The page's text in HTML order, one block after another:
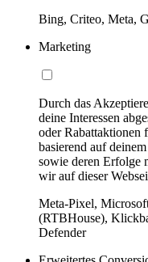
Bing, Criteo, Meta,
Marketing
Durch das
deine Interessen
oder Rabattaktionen
basierend auf
sowie deren Erfolge
wir auf dieser
Meta-Pixel,
(RTBHouse),
Defender